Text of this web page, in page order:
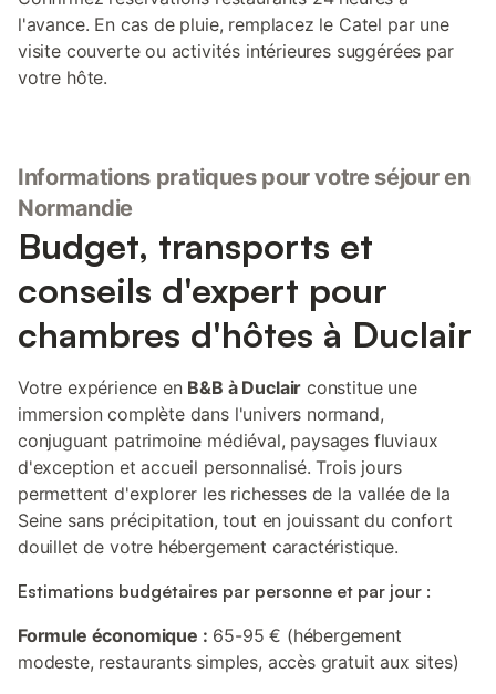
l'avance. En cas de pluie, remplacez le Catel par une
visite couverte ou activités intérieures suggérées par
votre hôte.
Informations pratiques pour votre séjour en
Normandie
Budget, transports et
conseils d'expert pour
chambres d'hôtes à Duclair
Votre expérience en B&B à Duclair constitue une
immersion complète dans l'univers normand,
conjuguant patrimoine médiéval, paysages fluviaux
d'exception et accueil personnalisé. Trois jours
permettent d'explorer les richesses de la vallée de la
Seine sans précipitation, tout en jouissant du confort
douillet de votre hébergement caractéristique.
Estimations budgétaires par personne et par jour :
Formule économique : 65-95 € (hébergement
modeste, restaurants simples, accès gratuit aux sites)